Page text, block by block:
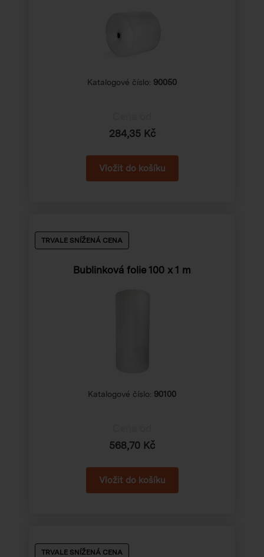
Katalogové číslo: 90050
284,35 Kč
TRVALE SNÍŽENÁ CENA
Bublinková folie 100 x 1 m
Katalogové číslo: 90100
568,70 Kč
TRVALE SNÍŽENÁ CENA